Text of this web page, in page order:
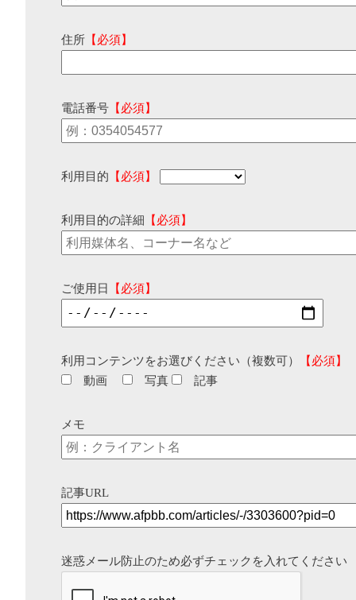
住所 【必須】
電話番号 【必須】
利用目的 【必須】
利用目的の詳細 【必須】
ご使用日 【必須】
利用コンテンツをお選びください（複数可）
【必須】
動画
写真 記事
メモ
記事URL
迷惑メール防止のため必ずチェックを入れてください